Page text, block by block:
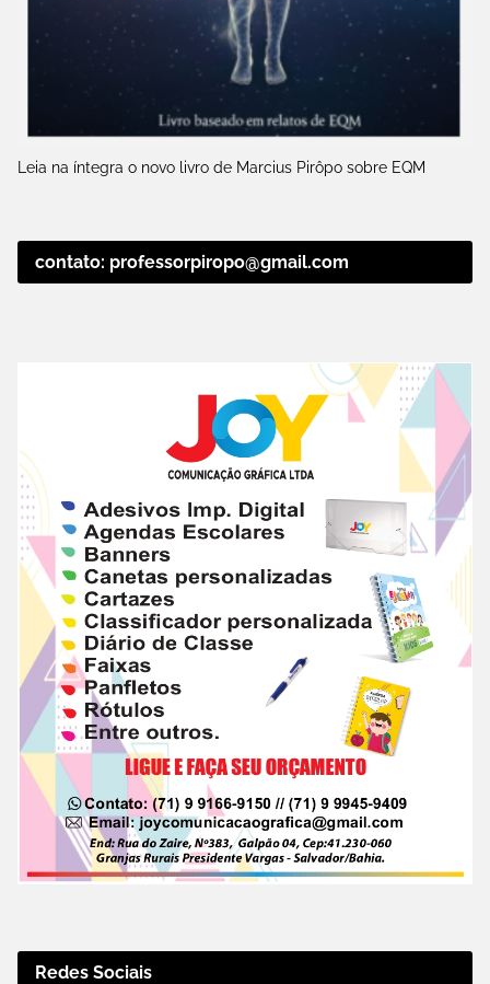
Leia na íntegra o novo livro de Marcius Pirôpo sobre EQM
contato: professorpiropo@gmail.com
Redes Sociais